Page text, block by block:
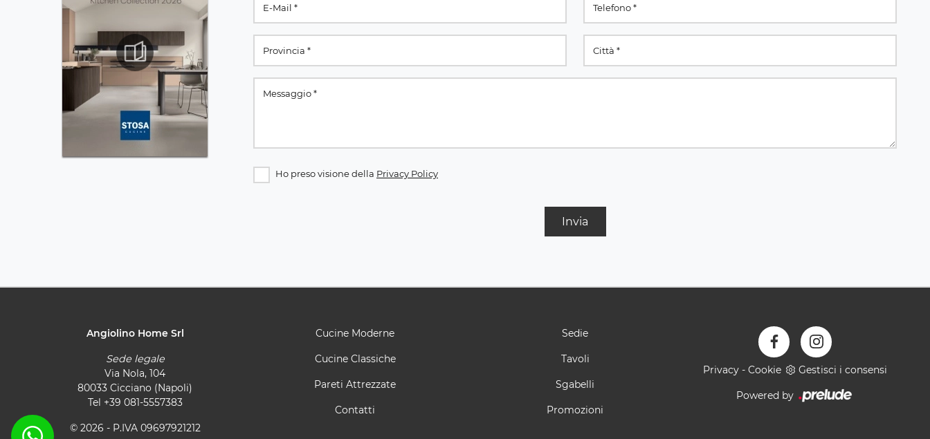
Ho preso visione della Privacy Policy
Invia
Angiolino Home Srl
Sede legale
Via Nola, 104
80033 Cicciano (Napoli)
Tel +39 081-5557383
© 2026 - P.IVA 09697921212
Cucine Moderne
Cucine Classiche
Pareti Attrezzate
Contatti
Sedie
Tavoli
Sgabelli
Promozioni
Privacy - Cookie Gestisci i consensi
Powered by